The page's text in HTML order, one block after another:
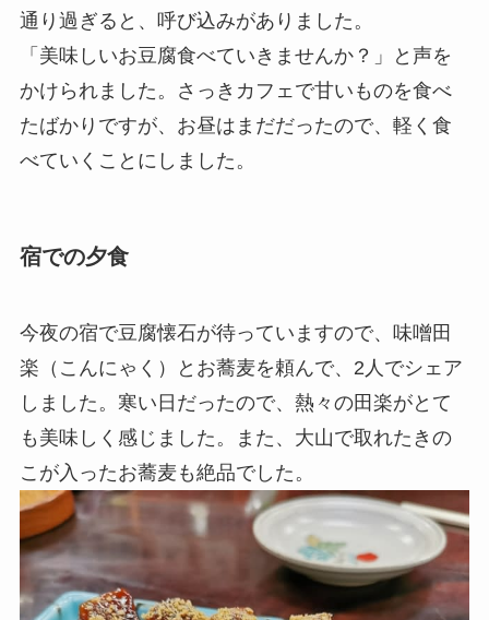
通り過ぎると、呼び込みがありました。
「美味しいお豆腐食べていきませんか？」と声を
かけられました。さっきカフェで甘いものを食べ
たばかりですが、お昼はまだだったので、軽く食
べていくことにしました。
宿での夕食
今夜の宿で豆腐懐石が待っていますので、味噌田
楽（こんにゃく）とお蕎麦を頼んで、2人でシェア
しました。寒い日だったので、熱々の田楽がとて
も美味しく感じました。また、大山で取れたきの
こが入ったお蕎麦も絶品でした。